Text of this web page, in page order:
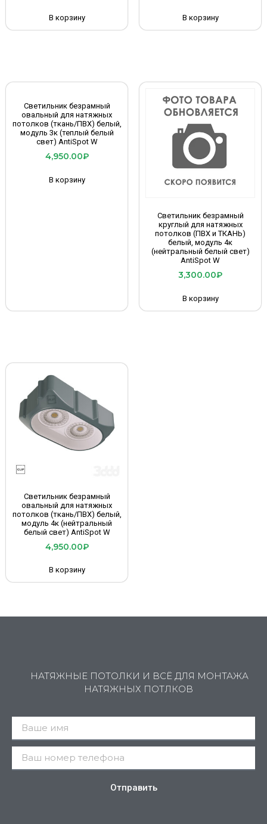
В корзину В корзину
Светильник безрамный
овальный для натяжных
потолков (ткань/ПВХ) белый,
модуль 3к (теплый белый
свет) AntiSpot W
4,950.00₽
В корзину
Светильник безрамный
круглый для натяжных
потолков (ПВХ и ТКАНЬ)
белый, модуль 4к
(нейтральный белый свет)
AntiSpot W
3,300.00₽
В корзину
Светильник безрамный
овальный для натяжных
потолков (ткань/ПВХ) белый,
модуль 4к (нейтральный
белый свет) AntiSpot W
4,950.00₽
В корзину
НАТЯЖНЫЕ ПОТОЛКИ И ВСЁ ДЛЯ МОНТАЖА
НАТЯЖНЫХ ПОТЛКОВ
Отправить